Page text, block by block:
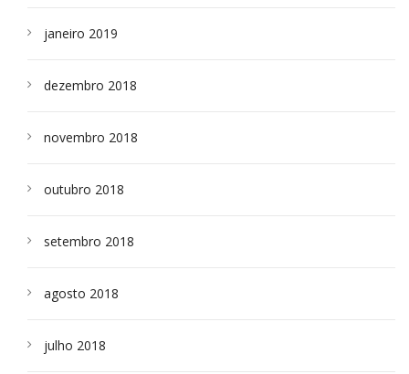
janeiro 2019
dezembro 2018
novembro 2018
outubro 2018
setembro 2018
agosto 2018
julho 2018